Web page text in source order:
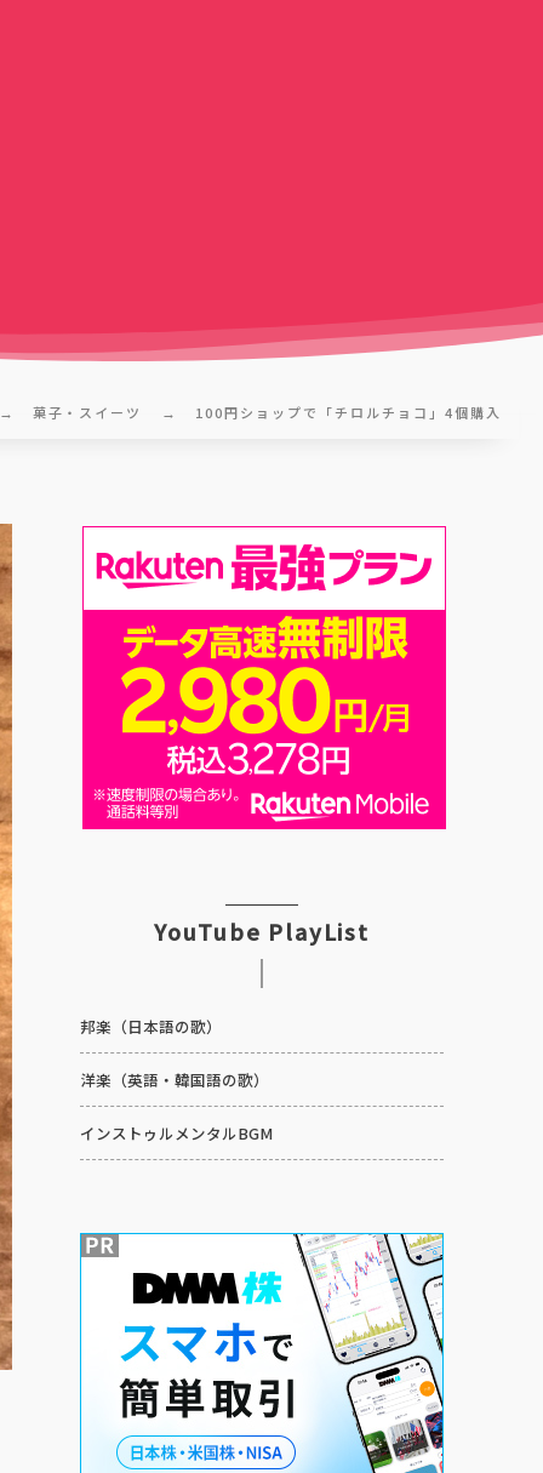
菓子・スイーツ 100円ショップで「チロルチョコ」4個購入
YouTube PlayList
邦楽（日本語の歌）
洋楽（英語・韓国語の歌）
インストゥルメンタルBGM